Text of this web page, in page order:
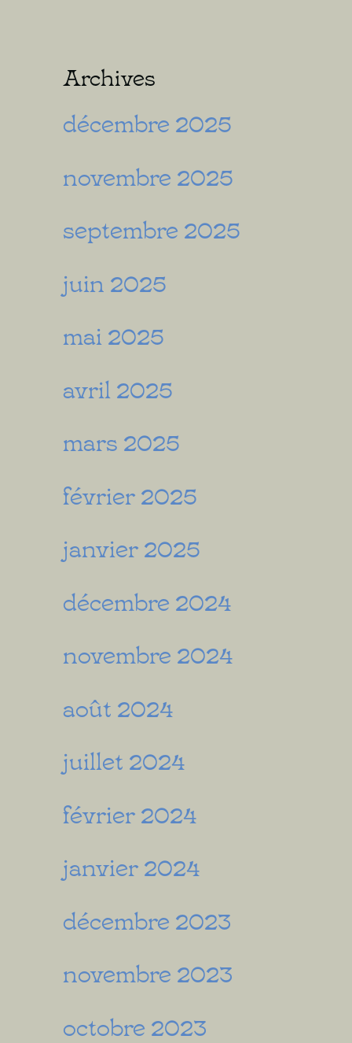
Archives
décembre 2025
novembre 2025
septembre 2025
juin 2025
mai 2025
avril 2025
mars 2025
février 2025
janvier 2025
décembre 2024
novembre 2024
août 2024
juillet 2024
février 2024
janvier 2024
décembre 2023
novembre 2023
octobre 2023